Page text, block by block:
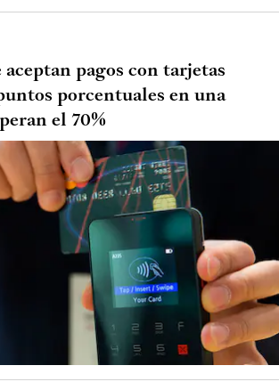
aceptan pagos con tarjetas
porcentuales en una
el 70%